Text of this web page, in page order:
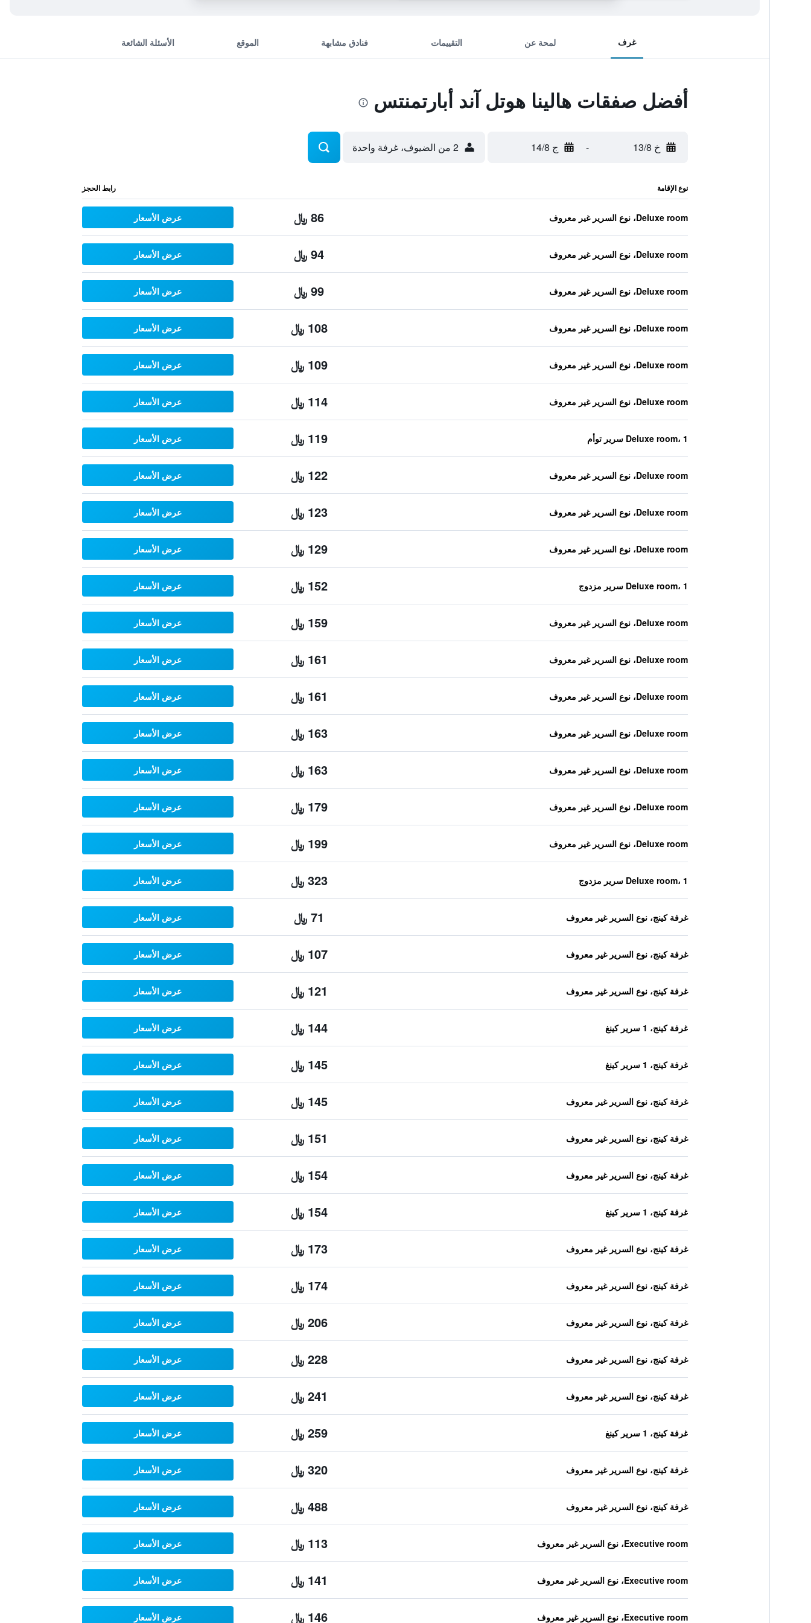
غرف لمحة عن التقييمات فنادق مشابهة الموقع الأسئلة الشائعة
أفضل صفقات هالينا هوتل آند أبارتمنتس
خ 13/8 - ج 14/8 2 من الضيوف، غرفة واحدة
نوع الإقامة رابط الحجز
Deluxe room، نوع السرير غير معروف 86 ﷼ عرض الأسعار
Deluxe room، نوع السرير غير معروف 94 ﷼ عرض الأسعار
Deluxe room، نوع السرير غير معروف 99 ﷼ عرض الأسعار
Deluxe room، نوع السرير غير معروف 108 ﷼ عرض الأسعار
Deluxe room، نوع السرير غير معروف 109 ﷼ عرض الأسعار
Deluxe room، نوع السرير غير معروف 114 ﷼ عرض الأسعار
Deluxe room، 1 سرير توأم 119 ﷼ عرض الأسعار
Deluxe room، نوع السرير غير معروف 122 ﷼ عرض الأسعار
Deluxe room، نوع السرير غير معروف 123 ﷼ عرض الأسعار
Deluxe room، نوع السرير غير معروف 129 ﷼ عرض الأسعار
Deluxe room، 1 سرير مزدوج 152 ﷼ عرض الأسعار
Deluxe room، نوع السرير غير معروف 159 ﷼ عرض الأسعار
Deluxe room، نوع السرير غير معروف 161 ﷼ عرض الأسعار
Deluxe room، نوع السرير غير معروف 161 ﷼ عرض الأسعار
Deluxe room، نوع السرير غير معروف 163 ﷼ عرض الأسعار
Deluxe room، نوع السرير غير معروف 163 ﷼ عرض الأسعار
Deluxe room، نوع السرير غير معروف 179 ﷼ عرض الأسعار
Deluxe room، نوع السرير غير معروف 199 ﷼ عرض الأسعار
Deluxe room، 1 سرير مزدوج 323 ﷼ عرض الأسعار
غرفة كينج، نوع السرير غير معروف 71 ﷼ عرض الأسعار
غرفة كينج، نوع السرير غير معروف 107 ﷼ عرض الأسعار
غرفة كينج، نوع السرير غير معروف 121 ﷼ عرض الأسعار
غرفة كينج، 1 سرير كينغ 144 ﷼ عرض الأسعار
غرفة كينج، 1 سرير كينغ 145 ﷼ عرض الأسعار
غرفة كينج، نوع السرير غير معروف 145 ﷼ عرض الأسعار
غرفة كينج، نوع السرير غير معروف 151 ﷼ عرض الأسعار
غرفة كينج، نوع السرير غير معروف 154 ﷼ عرض الأسعار
غرفة كينج، 1 سرير كينغ 154 ﷼ عرض الأسعار
غرفة كينج، نوع السرير غير معروف 173 ﷼ عرض الأسعار
غرفة كينج، نوع السرير غير معروف 174 ﷼ عرض الأسعار
غرفة كينج، نوع السرير غير معروف 206 ﷼ عرض الأسعار
غرفة كينج، نوع السرير غير معروف 228 ﷼ عرض الأسعار
غرفة كينج، نوع السرير غير معروف 241 ﷼ عرض الأسعار
غرفة كينج، 1 سرير كينغ 259 ﷼ عرض الأسعار
غرفة كينج، نوع السرير غير معروف 320 ﷼ عرض الأسعار
غرفة كينج، نوع السرير غير معروف 488 ﷼ عرض الأسعار
Executive room، نوع السرير غير معروف 113 ﷼ عرض الأسعار
Executive room، نوع السرير غير معروف 141 ﷼ عرض الأسعار
Executive room، نوع السرير غير معروف 146 ﷼ عرض الأسعار